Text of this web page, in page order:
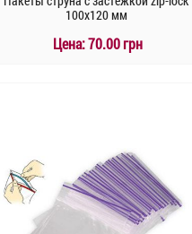
100х120 мм
Цена:70.00 грн